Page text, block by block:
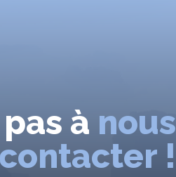
à nous
contacter !